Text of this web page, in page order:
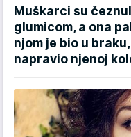
Muškarci su
glumicom, a ona
njom je bio u
napravio njenoj